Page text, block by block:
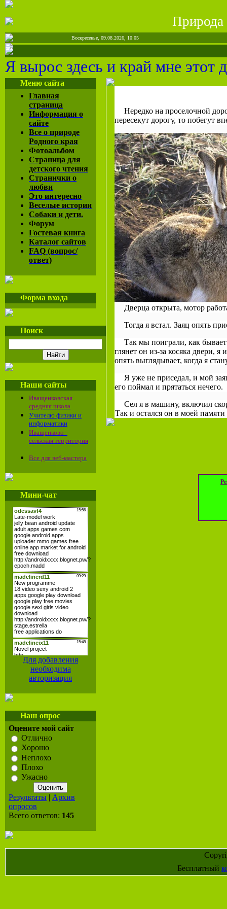
Природа
Воскресенье, 09.08.2026, 10:05
Я вырос здесь и край мне этот
Меню сайта
Главная
страница
Информация о
сайте
Все о природе
Родного края
Фотоальбом
Страница для
детского чтения
Странички о
любви
Это интересно
Веселые истории
Собаки и дети.
Форум
Гостевая книга
Каталог сайтов
FAQ (вопрос/
ответ)
Форма входа
Поиск
Наши сайты
Иващенковская
средняя школа
Учителю физики и
информатики
Иващенково -
сельская территория
Все для веб-мастера
Мини-чат
Для добавления
необходима
авторизация
Наш опрос
Оцените мой сайт
Отлично
Хорошо
Неплохо
Плохо
Ужасно
Результаты | Архив
опросов
Всего ответов: 145
Нередко на проселочной
пересекут дорогу, то побегут
Дверца открыта, мотор
Тогда я встал. Заяц опять
Так мы поиграли, как
глянет он из-за косяка двери,
опять выглядывает, когда я
Я уже не приседал, и мой
его поймал и прятаться нечего.
Сел я в машину, включил
Так и остался он в моей
Бесплатный